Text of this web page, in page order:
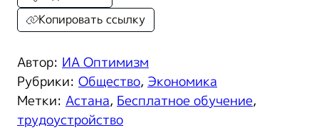
Автор: ИА Оптимизм
Рубрики: Общество, Экономика
Метки: Астана, Бесплатное обучение,
трудоустройство
Копировать ссылку